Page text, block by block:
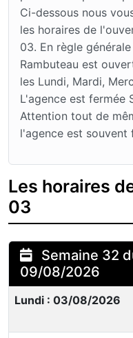
Ci-dessous nous
les horaires de
03. En règle
Rambuteau est
les Lundi, Mardi,
L'agence est fermée
Attention tout de
l'agence est souvent
Les horaires
03
Semaine 32
09/08/2026
Lundi : 03/08/2026